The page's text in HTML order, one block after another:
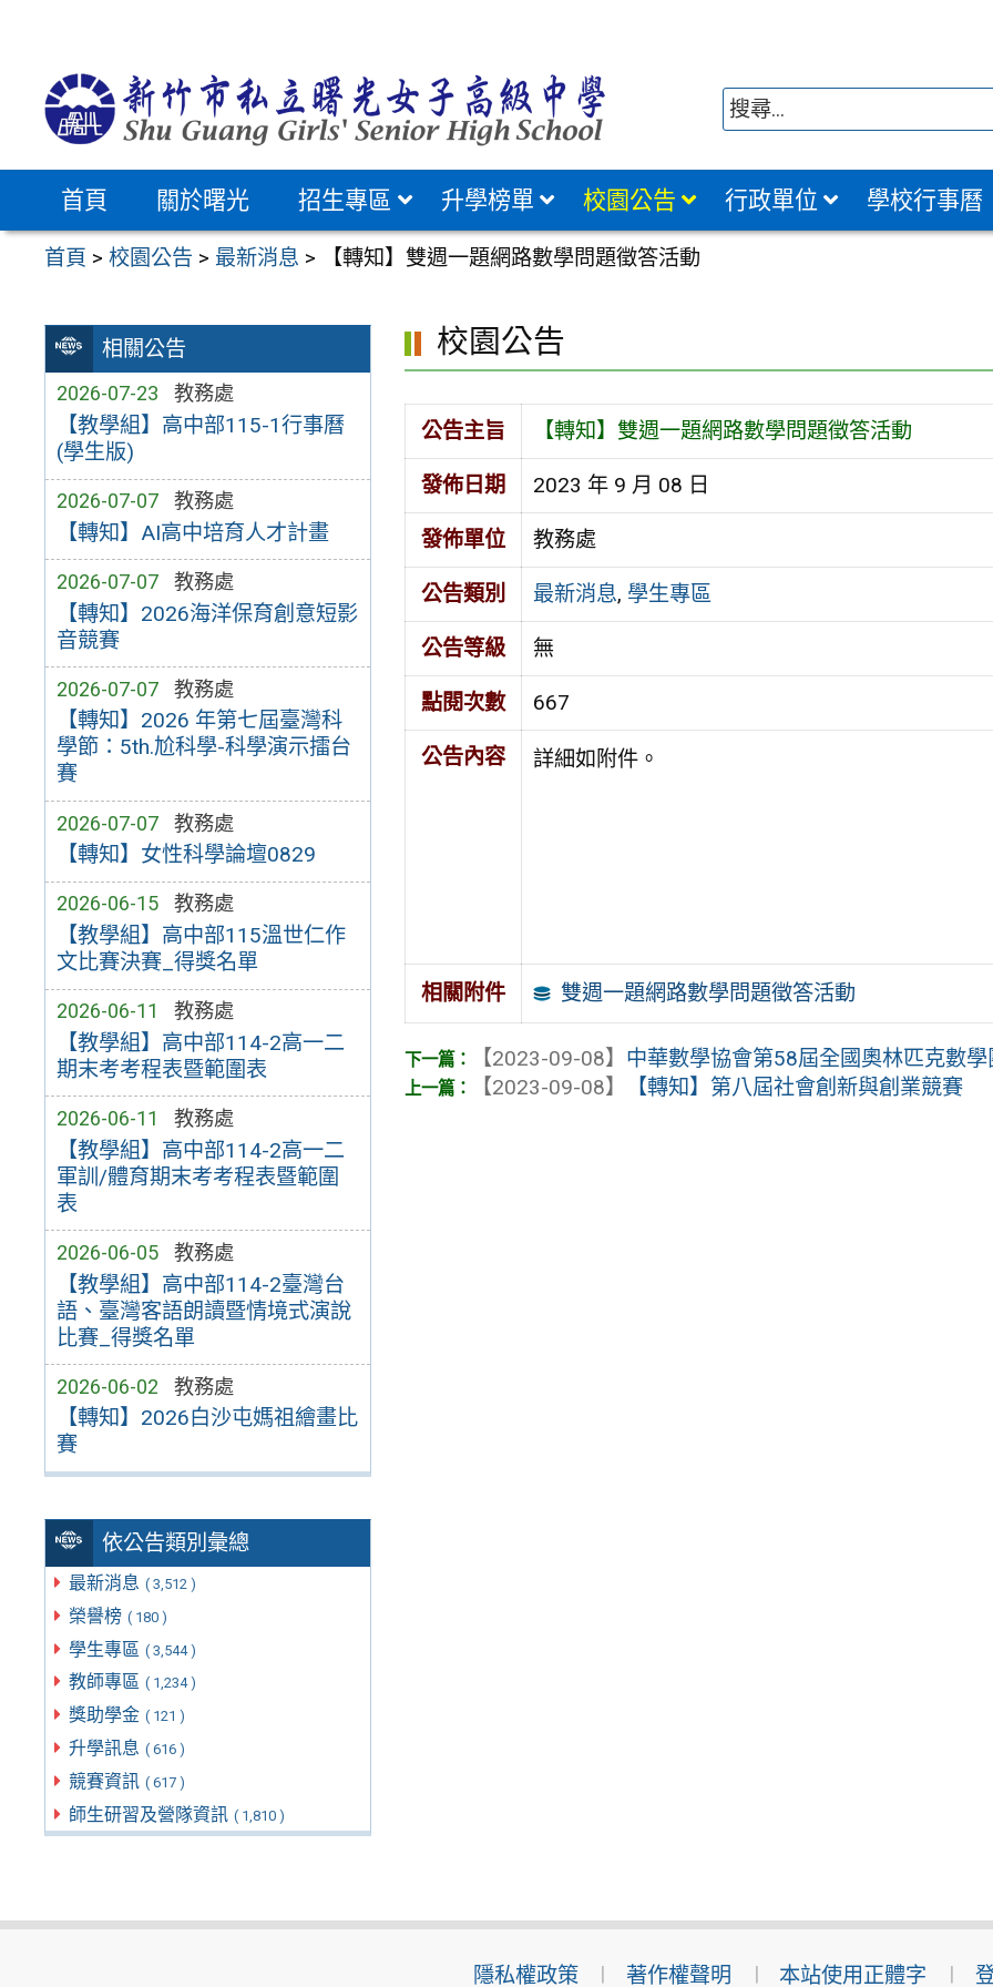
首頁 關於曙光 招生專區 升學榜單 校園公告 行政單位 學校行事曆
首頁 >校園公告 > 最新消息 > 【轉知】雙週一題網路數學問題徵答活動
相關公告
2026-07-23 教務處
【教學組】高中部115-1行事曆
(學生版)
2026-07-07 教務處
【轉知】AI高中培育人才計畫
2026-07-07 教務處
【轉知】2026海洋保育創意短影
音競賽
2026-07-07 教務處
【轉知】2026 年第七屆臺灣科
學節：5th.尬科學-科學演示擂台
賽
2026-07-07 教務處
【轉知】女性科學論壇0829
2026-06-15 教務處
【教學組】高中部115溫世仁作
文比賽決賽_得獎名單
2026-06-11 教務處
【教學組】高中部114-2高一二
期末考考程表暨範圍表
2026-06-11 教務處
【教學組】高中部114-2高一二
軍訓/體育期末考考程表暨範圍
表
2026-06-05 教務處
【教學組】高中部114-2臺灣台
語、臺灣客語朗讀暨情境式演說
比賽_得獎名單
2026-06-02 教務處
【轉知】2026白沙屯媽祖繪畫比
賽
依公告類別彙總
最新消息 ( 3,512 )
榮譽榜 ( 180 )
學生專區 ( 3,544 )
教師專區 ( 1,234 )
獎助學金 ( 121 )
升學訊息 ( 616 )
競賽資訊 ( 617 )
師生研習及營隊資訊 ( 1,810 )
校園公告
公告主旨 【轉知】雙週一題網路數學問題徵答活動
發佈日期 2023 年 9 月 08 日
發佈單位 教務處
公告類別 最新消息, 學生專區
公告等級 無
點閱次數 667
公告內容 詳細如附件。
相關附件 雙週一題網路數學問題徵答活動
【2023-09-08】 中華數學協會第58屆全國奧林匹克數
【2023-09-08】
【轉知】第八屆社會創新與創業競賽
隱私權政策 著作權聲明 本站使用正體字